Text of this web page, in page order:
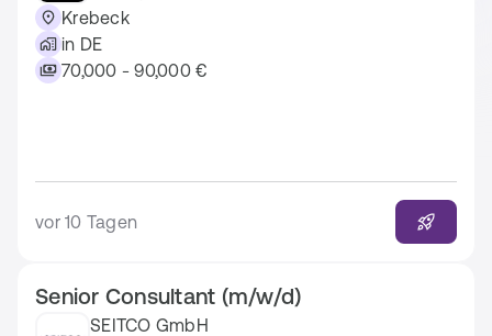
Krebeck
in DE
70,000 - 90,000 €
vor 10 Tagen
Senior Consultant (m/w/d)
SEITCO GmbH